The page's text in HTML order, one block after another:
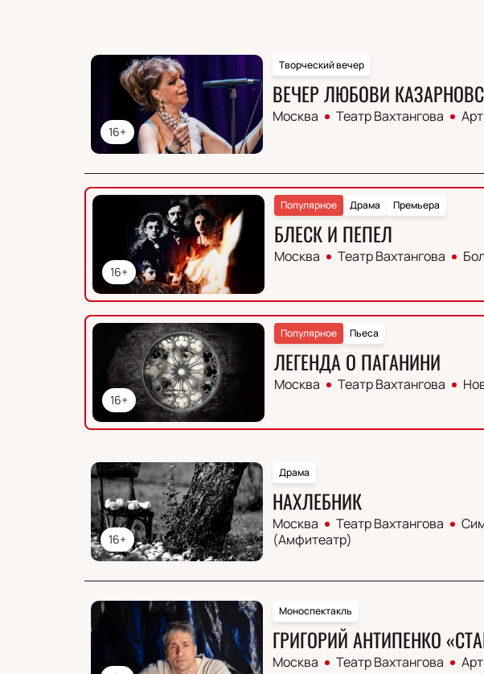
16+
Творческий вечер
ВЕЧЕР ЛЮБОВИ
Москва Театр Вахтангова
16+
Драма
Популярное Премьера
БЛЕСК И ПЕПЕЛ
Москва Театр Вахтангова
16+
Пьеса
Популярное
ЛЕГЕНДА О ПАГАНИНИ
Москва Театр Вахтангова
16+
Драма
НАХЛЕБНИК
Москва Театр Вахтангова
(Амфитеатр)
Моноспектакль
ГРИГОРИЙ АНТИПЕНКО
Москва Театр Вахтангова